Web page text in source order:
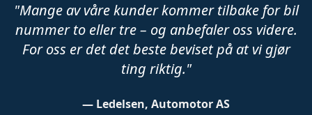
"Mange av våre kunder kommer tilbake for bil
nummer to eller tre – og anbefaler oss videre.
For oss er det det beste beviset på at vi gjør
ting riktig."
— Ledelsen, Automotor AS